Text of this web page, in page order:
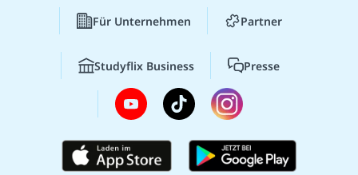
Für Unternehmen Partner
Studyflix Business Presse